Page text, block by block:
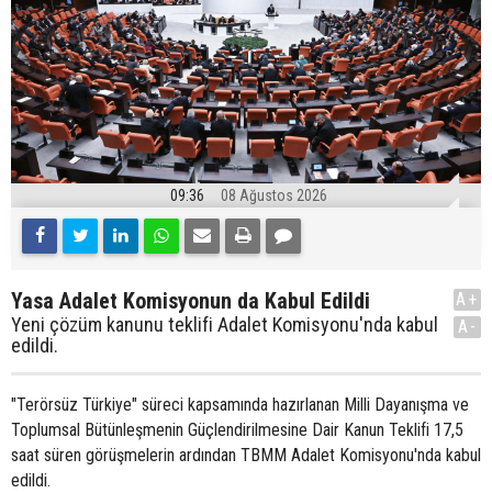
09:36 08 Ağustos 2026
Yasa Adalet Komisyonun da Kabul Edildi
Yeni çözüm kanunu teklifi Adalet Komisyonu'nda kabul
edildi.
A+
A-
"Terörsüz Türkiye" süreci kapsamında hazırlanan Milli Dayanışma ve
Toplumsal Bütünleşmenin Güçlendirilmesine Dair Kanun Teklifi 17,5
saat süren görüşmelerin ardından TBMM Adalet Komisyonu'nda kabul
edildi.